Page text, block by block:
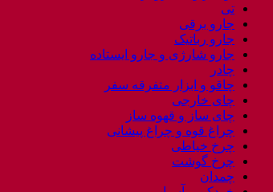
تی
جارو برقی
جارو رباتیک
جارو شارژی و جارو ایستاده
چادر
چاقو و ابزار متفرقه سفر
چای خارجی
چای ساز و قهوه ساز
چراغ قوه و چراغ پیشانی
چرخ خیاطی
چرخ گوشت
چمدان